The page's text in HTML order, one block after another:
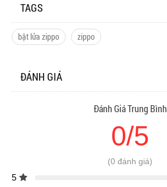
TAGS
bật lửa zippo zippo
ĐÁNH GIÁ
Đánh Giá Trung Bình
0/5
(0 đánh giá)
5